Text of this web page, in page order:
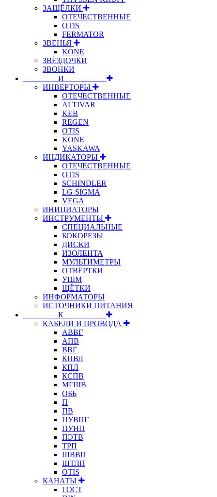
ЗАЩЁЛКИ
ОТЕЧЕСТВЕННЫЕ
OTIS
FERMATOR
ЗВЕНЬЯ
KONE
ЗВЁЗДОЧКИ
ЗВОНКИ
⠀⠀⠀⠀⠀⠀И⠀⠀⠀⠀⠀⠀⠀
ИНВЕРТОРЫ
ОТЕЧЕСТВЕННЫЕ
ALTIVAR
KEB
REGEN
OTIS
KONE
YASKAWA
ИНДИКАТОРЫ
ОТЕЧЕСТВЕННЫЕ
OTIS
SCHINDLER
LG-SIGMA
VEGA
ИНИЦИАТОРЫ
ИНСТРУМЕНТЫ
СПЕЦИАЛЬНЫЕ
БОКОРЕЗЫ
ДИСКИ
ИЗОЛЕНТА
МУЛЬТИМЕТРЫ
ОТВЁРТКИ
УШМ
ЩЁТКИ
ИНФОРМАТОРЫ
ИСТОЧНИКИ ПИТАНИЯ
⠀⠀⠀⠀⠀⠀К⠀⠀⠀⠀⠀⠀⠀
КАБЕЛИ И ПРОВОДА
АВВГ
АПВ
ВВГ
КПВЛ
КПЛ
КСПВ
МГШВ
ОБЬ
П
ПВ
ПУВПГ
ПУНП
ПЭТВ
ТРП
ШВВП
ШТЛП
OTIS
КАНАТЫ
ГОСТ